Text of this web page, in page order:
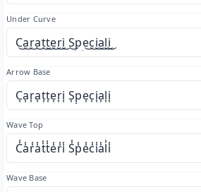
Under Curve
C͜a͜r͜a͜t͜t͜e͜r͜i͜ S͜p͜e͜c͜i͜a͜l͜i͜
Arrow Base
C͎a͎r͎a͎t͎t͎e͎r͎i͎ S͎p͎e͎c͎i͎a͎l͎i͎
Wave Top
C̾a̾r̾a̾t̾t̾e̾r̾i̾ S̾p̾e̾c̾i̾a̾l̾i̾
Wave Base